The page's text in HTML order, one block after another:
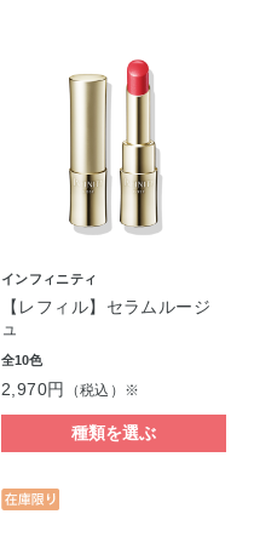
インフィニティ
【レフィル】セラムルージ
ュ
全10色
2,970円 （税込）※
種類を選ぶ